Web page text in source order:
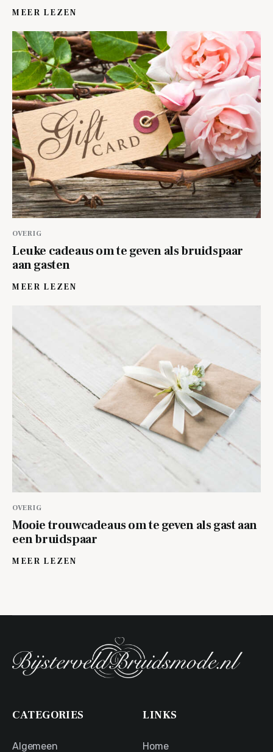
MEER LEZEN
OVERIG
Leuke cadeaus om te geven als bruidspaar
aan gasten
MEER LEZEN
OVERIG
Mooie trouwcadeaus om te geven als gast aan
een bruidspaar
MEER LEZEN
CATEGORIES
Algemeen
LINKS
Home